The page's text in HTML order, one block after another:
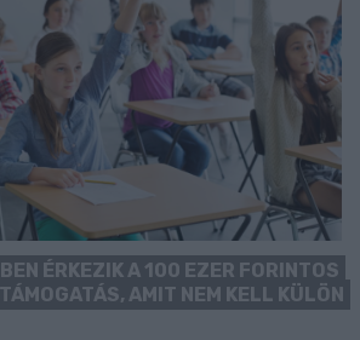
ÉRKEZIK A 100 EZER FORINTOS
AMIT NEM KELL KÜLÖN